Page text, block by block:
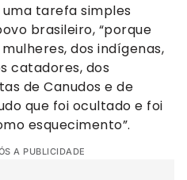
tarefa simples
brasileiro, “porque
dos indígenas,
catadores, dos
de Canudos e de
que foi ocultado e foi
esquecimento”.
A PUBLICIDADE